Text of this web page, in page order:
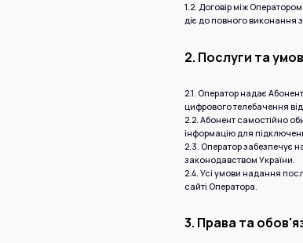
1.2. Договір між
діє до повного виконання
2. Послуги та
2.1. Оператор надає
цифрового телебачення
2.2. Абонент самостійно
інформацію для
2.3. Оператор забезпечує
законодавством України.
2.4. Усі умови надання
сайті Оператора.
3. Права та